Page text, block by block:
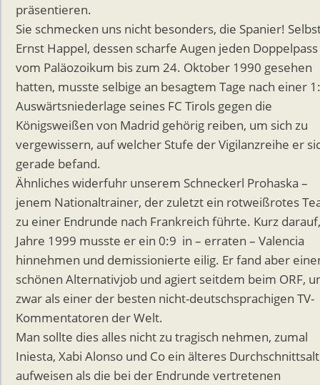
präsentieren.
Sie schmecken uns nicht besonders, die Spanier!
Ernst Happel, dessen scharfe Augen jeden Doppelpass
vom Paläozoikum bis zum 24. Oktober 1990 gesehen
hatten, musste selbige an besagtem Tage nach einer
Auswärtsniederlage seines FC Tirols gegen die
Königsweißen von Madrid gehörig reiben, um sich zu
vergewissern, auf welcher Stufe der Vigilanzreihe er
gerade befand.
Ähnliches widerfuhr unserem Schneckerl Prohaska –
jenem Nationaltrainer, der zuletzt ein rotweißrotes
zu einer Endrunde nach Frankreich führte. Kurz
Jahre 1999 musste er ein 0:9 in – erraten – Valencia
hinnehmen und demissionierte eilig. Er fand aber
schönen Alternativjob und agiert seitdem beim ORF,
zwar als einer der besten nicht-deutschsprachigen TV-
Kommentatoren der Welt.
Man sollte dies alles nicht zu tragisch nehmen, zumal
Iniesta, Xabi Alonso und Co ein älteres
aufweisen als die bei der Endrunde vertretenen